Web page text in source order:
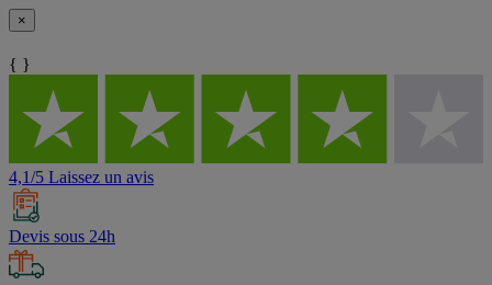
×
{ }
4,1/5 Laissez un avis
Devis sous 24h